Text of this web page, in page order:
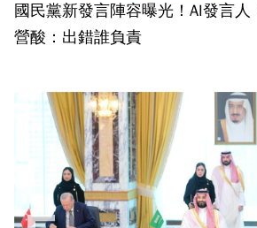
國民黨新發言陣容曝光！AI發言
營酸：出錯誰負責